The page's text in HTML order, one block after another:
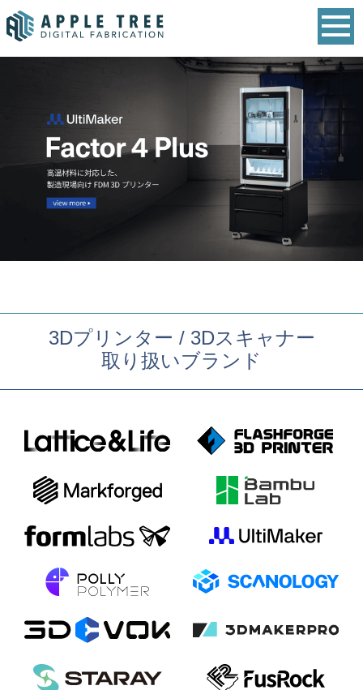
3Dプリンター / 3Dスキャナー
取り扱いブランド